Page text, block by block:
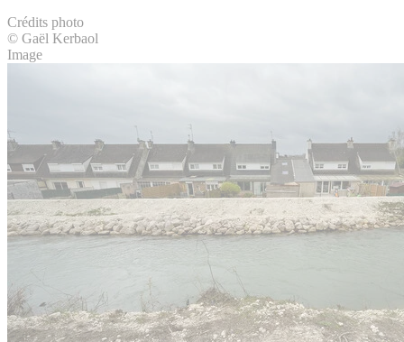
Crédits photo
© Gaël Kerbaol
Image